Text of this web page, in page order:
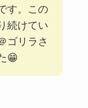
す。この
続けてい
ゴリラさ
😁